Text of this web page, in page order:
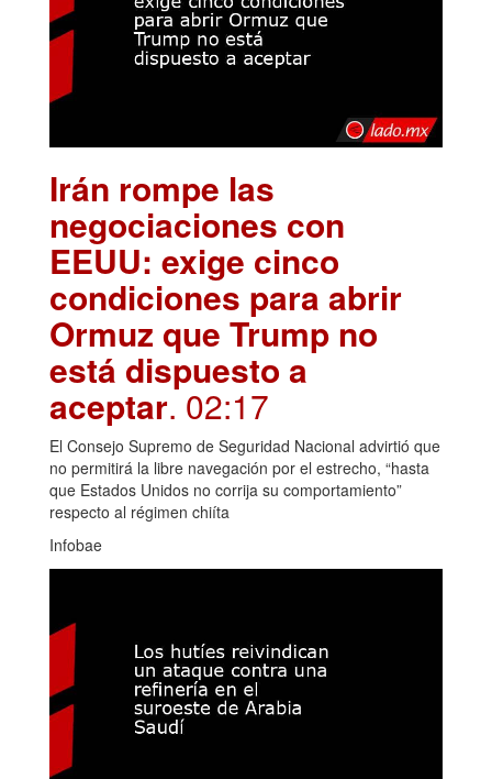
Irán rompe las
negociaciones con
EEUU: exige cinco
condiciones para abrir
Ormuz que Trump no
está dispuesto a
aceptar. 02:17
El Consejo Supremo de Seguridad Nacional advirtió que
no permitirá la libre navegación por el estrecho, “hasta
que Estados Unidos no corrija su comportamiento”
respecto al régimen chiíta
Infobae